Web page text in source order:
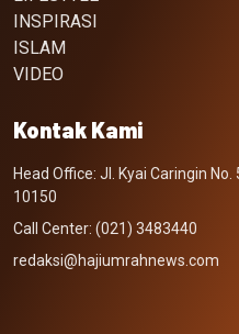
INSPIRASI
ISLAM
VIDEO
Kontak Kami
Head Office: Jl. Kyai Caringin
10150
Call Center: (021) 3483440
redaksi@hajiumrahnews.com